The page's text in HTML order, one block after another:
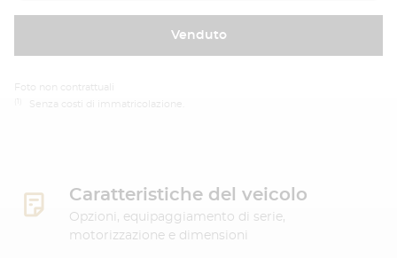
Venduto
Foto non contrattuali
(1) Senza costi di immatricolazione.
Caratteristiche del veicolo
Opzioni, equipaggiamento di serie,
motorizzazione e dimensioni